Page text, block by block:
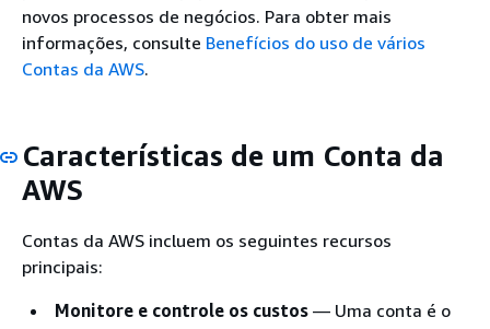
novos processos de negócios. Para obter mais
informações, consulte Benefícios do uso de vários
Contas da AWS.
Características de um Conta da
AWS
Contas da AWS incluem os seguintes recursos
principais:
Monitore e controle os custos — Uma conta é o